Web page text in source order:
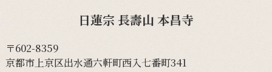
日蓮宗 長壽山 本昌寺
〒602-8359
京都市上京区出水通六軒町西入七番町341